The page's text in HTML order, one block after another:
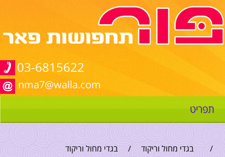
03-6815622
nma7@walla.com
תפריט
/ בגדי מחול וריקוד / בגדי מחול וריקוד